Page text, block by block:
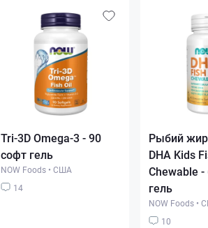
Tri-3D Omega-3 - 90
софт гель
NOW Foods • США
14
Рыбий
DHA Kids
Chewable
гель
NOW Foods •
10